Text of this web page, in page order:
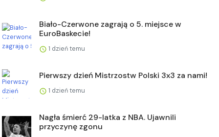
Biało-Czerwone zagrają o 5. miejsce w
EuroBaskecie!
1 dzień temu
Pierwszy dzień Mistrzostw Polski 3x3 za nami!
1 dzień temu
Nagła śmierć 29-latka z NBA. Ujawnili
przyczynę zgonu